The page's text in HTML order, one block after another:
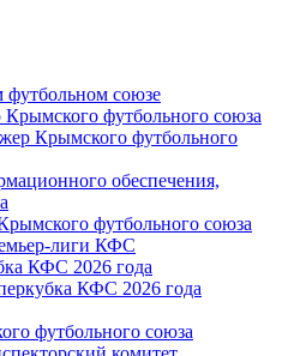
союзе
Крымского футбольного союза
Крымского футбольного
обеспечения,
футбольного союза
лиги КФС
КФС 2026 года
КФС 2026 года
футбольного союза